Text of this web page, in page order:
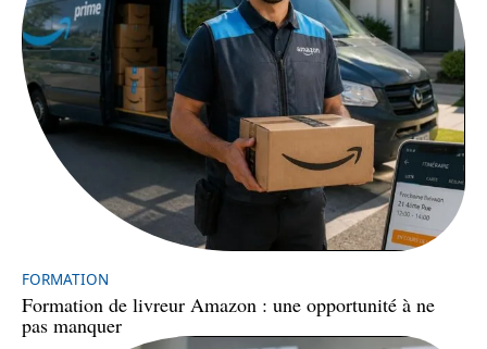
FORMATION
Formation de livreur Amazon : une opportunité à ne
pas manquer